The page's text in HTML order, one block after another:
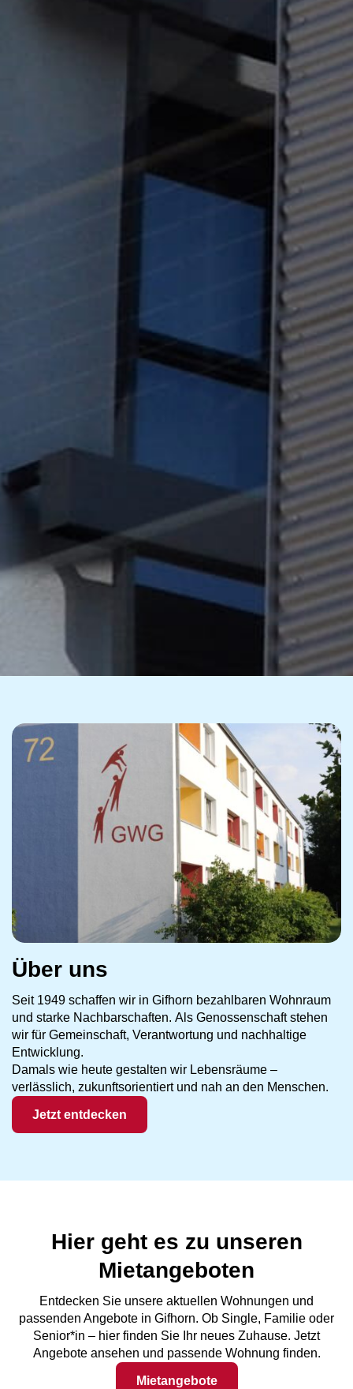
Über uns
Seit 1949 schaffen wir in Gifhorn bezahlbaren Wohnraum
und starke Nachbarschaften. Als Genossenschaft stehen
wir für Gemeinschaft, Verantwortung und nachhaltige
Entwicklung.
Damals wie heute gestalten wir Lebensräume –
verlässlich, zukunftsorientiert und nah an den Menschen.
Jetzt entdecken
Hier geht es zu unseren
Mietangeboten
Entdecken Sie unsere aktuellen Wohnungen und
passenden Angebote in Gifhorn. Ob Single, Familie oder
Senior*in – hier finden Sie Ihr neues Zuhause. Jetzt
Angebote ansehen und passende Wohnung finden.
Mietangebote